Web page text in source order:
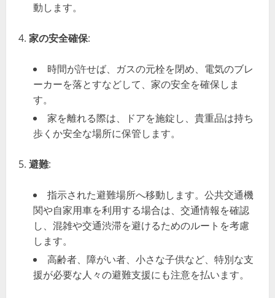
動します。
家の安全確保:
時間が許せば、ガスの元栓を閉め、電気のブレ
ーカーを落とすなどして、家の安全を確保しま
す。
家を離れる際は、ドアを施錠し、貴重品は持ち
歩くか安全な場所に保管します。
避難:
指示された避難場所へ移動します。公共交通機
関や自家用車を利用する場合は、交通情報を確認
し、混雑や交通渋滞を避けるためのルートを考慮
します。
高齢者、障がい者、小さな子供など、特別な支
援が必要な人々の避難支援にも注意を払います。